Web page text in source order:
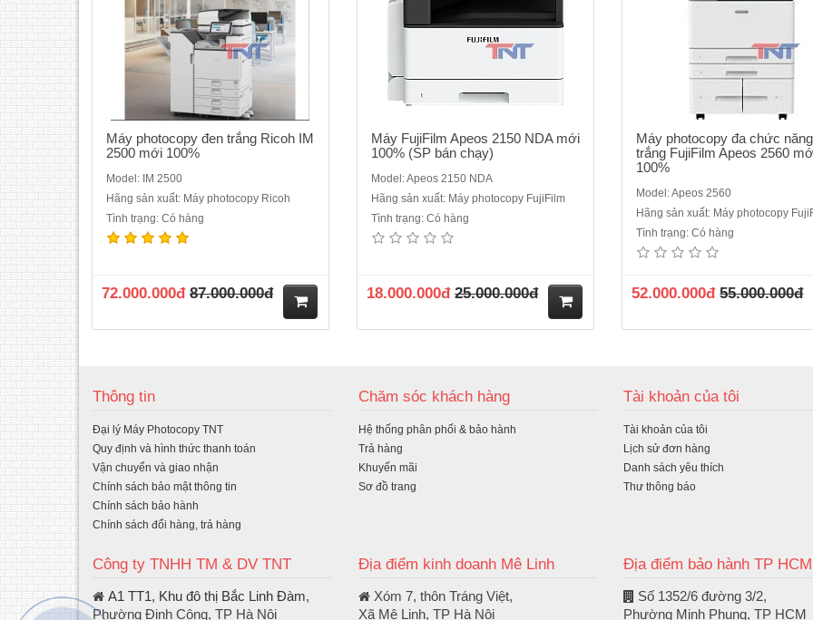
Máy photocopy đen trắng Ricoh IM
2500 mới 100%
Model: IM 2500
Hãng sản xuất: Máy photocopy Ricoh
Tình trạng: Có hàng
72.000.000đ 87.000.000đ
Máy FujiFilm Apeos 2150 NDA mới
100% (SP bán chạy)
Model: Apeos 2150 NDA
Hãng sản xuất: Máy photocopy FujiFilm
Tình trạng: Có hàng
18.000.000đ 25.000.000đ
Máy photocopy đa chức
trắng FujiFilm Apeos 2560
100%
Model: Apeos 2560
Hãng sản xuất: Máy photocopy
Tình trạng: Có hàng
52.000.000đ 55.000.000đ
Thông tin
Đại lý Máy Photocopy TNT
Quy định và hình thức thanh toán
Vận chuyển và giao nhận
Chính sách bảo mật thông tin
Chính sách bảo hành
Chính sách đổi hàng, trả hàng
Chăm sóc khách hàng
Hệ thống phân phối & bảo hành
Trả hàng
Khuyến mãi
Sơ đồ trang
Tài khoản của tôi
Tài khoản của tôi
Lịch sử đơn hàng
Danh sách yêu thích
Thư thông báo
Công ty TNHH TM & DV TNT
A1 TT1, Khu đô thị Bắc Linh Đàm,
Phường Định Công, TP Hà Nội
Địa điểm kinh doanh Mê Linh
Xóm 7, thôn Tráng Việt,
Xã Mê Linh, TP Hà Nội
Địa điểm bảo hành TP HCM
Số 1352/6 đường 3/2,
Phường Minh Phụng, TP HCM